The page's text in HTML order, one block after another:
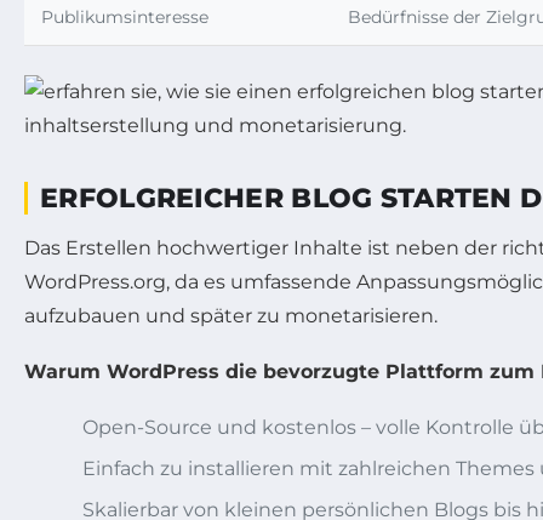
Publikumsinteresse Bedürfnisse der
ERFOLGREICHER BLOG STARTEN
Das Erstellen hochwertiger Inhalte ist neben der
WordPress.org, da es umfassende
aufzubauen und später zu monetarisieren.
Warum WordPress die bevorzugte Plattform zum
Open-Source und kostenlos – volle Kontrolle
Einfach zu installieren mit zahlreichen Themes
Skalierbar von kleinen persönlichen Blogs bis